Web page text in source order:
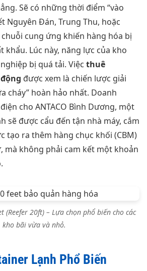
Sẽ có những thời điểm “vào
Nguyên Đán, Trung Thu, hoặc
cung ứng khiến hàng hóa bị
khẩu. Lúc này, năng lực của kho
bị quá tải. Việc thuê
được xem là chiến lược giải
cháy” hoàn hảo nhất. Doanh
cho ANTACO Bình Dương, một
sẽ được cẩu đến tận nhà máy, cắm
tạo ra thêm hàng chục khối (CBM)
mà không phải cam kết một khoản
(Reefer 20ft) – Lựa chọn phổ biến cho các
kho bãi vừa và nhỏ.
Lạnh Phổ Biến